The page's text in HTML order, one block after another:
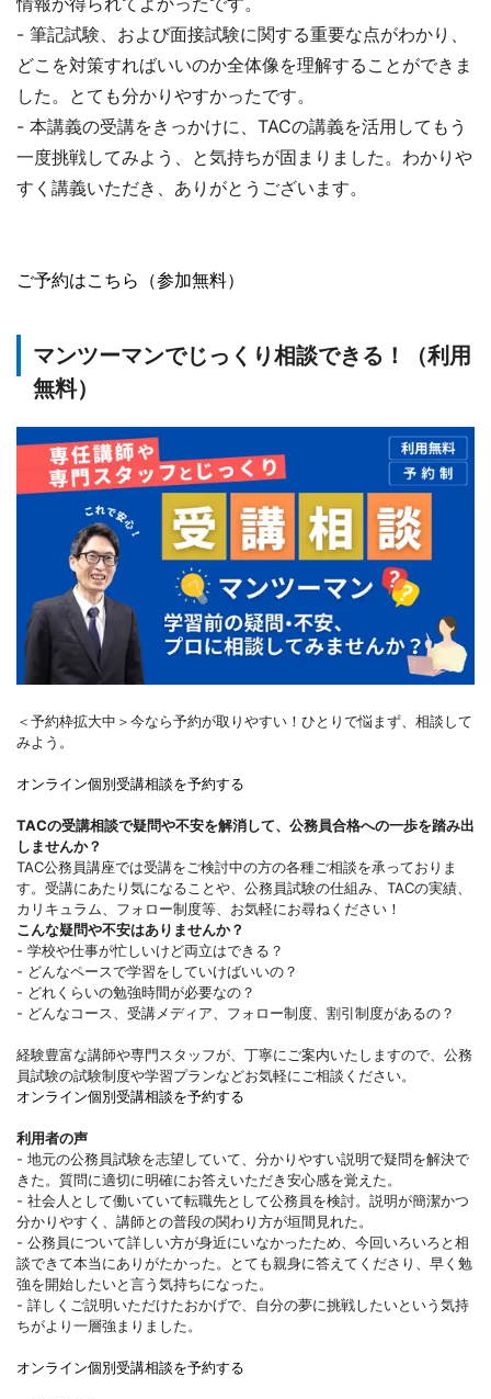
- 筆記試験、および面接試験に関する重要な点がわかり、
どこを対策すればいいのか全体像を理解することができま
した。とても分かりやすかったです。
- 本講義の受講をきっかけに、TACの講義を活用してもう
一度挑戦してみよう、と気持ちが固まりました。わかりや
すく講義いただき、ありがとうございます。
ご予約はこちら（参加無料）
マンツーマンでじっくり相談できる！（利用
無料）
＜予約枠拡大中＞今なら予約が取りやすい！ひとりで悩まず、相談して
みよう。
オンライン個別受講相談を予約する
TACの受講相談で疑問や不安を解消して、公務員合格への一歩を踏み出
しませんか？
TAC公務員講座では受講をご検討中の方の各種ご相談を承っておりま
す。受講にあたり気になることや、公務員試験の仕組み、TACの実績、
カリキュラム、フォロー制度等、お気軽にお尋ねください！
こんな疑問や不安はありませんか？
- 学校や仕事が忙しいけど両立はできる？
- どんなペースで学習をしていけばいいの？
- どれくらいの勉強時間が必要なの？
- どんなコース、受講メディア、フォロー制度、割引制度があるの？
経験豊富な講師や専門スタッフが、丁寧にご案内いたしますので、公務
員試験の試験制度や学習プランなどお気軽にご相談ください。
オンライン個別受講相談を予約する
利用者の声
- 地元の公務員試験を志望していて、分かりやすい説明で疑問を解決で
きた。質問に適切に明確にお答えいただき安心感を覚えた。
- 社会人として働いていて転職先として公務員を検討。説明が簡潔かつ
分かりやすく、講師との普段の関わり方が垣間見れた。
- 公務員について詳しい方が身近にいなかったため、今回いろいろと相
談できて本当にありがたかった。とても親身に答えてくださり、早く勉
強を開始したいと言う気持ちになった。
- 詳しくご説明いただけたおかげで、自分の夢に挑戦したいという気持
ちがより一層強まりました。
オンライン個別受講相談を予約する